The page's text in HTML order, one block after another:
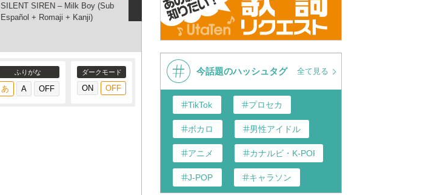
SILENT SIREN – Milk Boy (Sub
Español + Romaji + Kanji)
SILENT SIREN milk boy （中日
字幕）Live版
【SILENT SIREN】-milk
boy(Live)- #SILENTSIREN
#milkboy #Live ＃サイサイ #サ
イレントサイレン
ふりがな ダークモード 今話題のハッシュタグ 全て見る
TikTok プロセカ
ボカロ 男性アイドル
アニメ カナルビ・K-POP和訳
J-POP キャラソン